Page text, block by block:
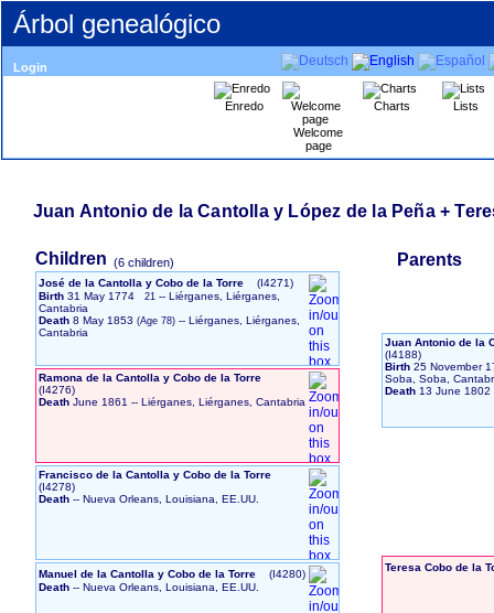
Árbol genealógico
Login
Enredo
Welcome
page
Charts Lists
Juan Antonio de la Cantolla y López de la Peña +
Children ‎(6 children)‎
José de la Cantolla y Cobo de la Torre
‎(I4271)‎
Birth 31 May 1774 21 -- Liérganes, Liérganes,
Cantabria
Death 8 May 1853 ‏(Age 78)‏-- Liérganes, Liérganes,
Cantabria
Ramona de la Cantolla y Cobo de la Torre
‎(I4276)‎
Death June 1861 -- Liérganes, Liérganes, Cantabria
Francisco de la Cantolla y Cobo de la Torre
‎(I4278)‎
Death-- Nueva Orleans, Louisiana, EE.UU.
Manuel de la Cantolla y Cobo de la Torre
‎(I4280)‎
Death-- Nueva Orleans, Louisiana, EE.UU.
Parents
Juan Antonio de la
‎(I4188)‎
Birth 25 November
Soba, Soba,
Death 13 June 1802
Teresa Cobo de la